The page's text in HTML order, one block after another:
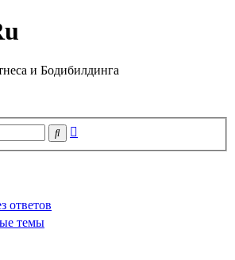
и Бодибилдинга
Поиск
ответов
темы